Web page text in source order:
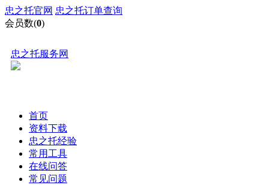
忠之托官网 忠之托订单查询
会员数(0)
忠之托服务网
首页
资料下载
忠之托经验
常用工具
在线问答
常见问题